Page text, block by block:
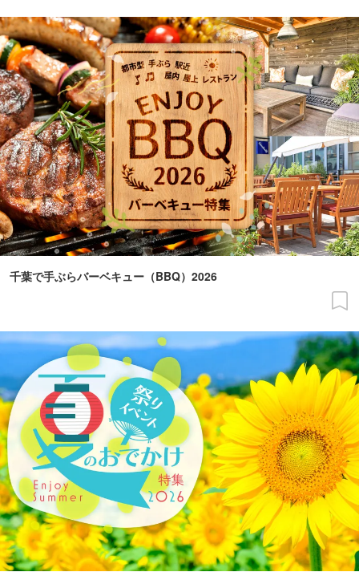
千葉で手ぶらバーベキュー（BBQ）2026